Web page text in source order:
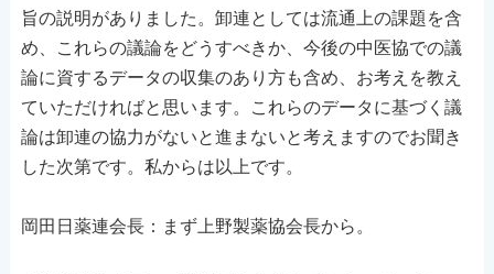
旨の説明がありました。卸連としては流通上の課題を含
め、これらの議論をどうすべきか、今後の中医協での議
論に資するデータの収集のあり方も含め、お考えを教え
ていただければと思います。これらのデータに基づく議
論は卸連の協力がないと進まないと考えますのでお聞き
した次第です。私からは以上です。
岡田日薬連会長：まず上野製薬協会長から。